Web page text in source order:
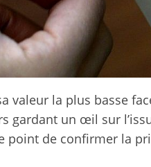
valeur la plus basse
gardant un œil sur
point de confirmer la